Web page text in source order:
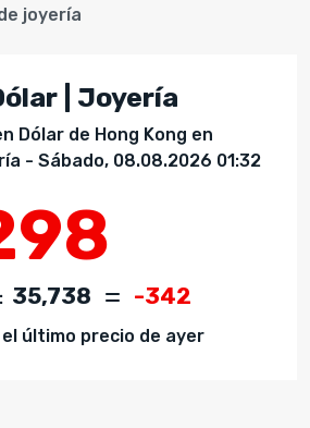
joyería
| Joyería
Dólar de Hong Kong en
- Sábado, 08.08.2026 01:32
35,738 -342
último precio de ayer